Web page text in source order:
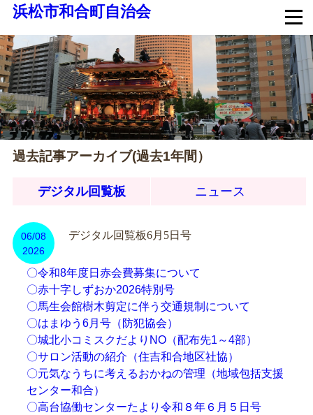
浜松市和合町自治会
過去記事アーカイブ(過去1年間）
デジタル回覧板 ニュース
デジタル回覧板6月5日号
06/08
2026
〇令和8年度日赤会費募集について
〇赤十字しずおか2026特別号
〇馬生会館樹木剪定に伴う交通規制について
〇はまゆう6月号（防犯協会）
〇城北小コミスクだよりNO（配布先1～4部）
〇サロン活動の紹介（住吉和合地区社協）
〇元気なうちに考えるおかねの管理（地域包括支援
センター和合）
〇高台協働センターたより令和８年６月５日号